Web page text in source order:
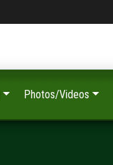
Photos/Videos